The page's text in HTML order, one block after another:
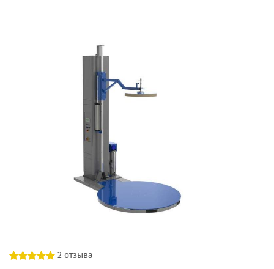
2 отзыва